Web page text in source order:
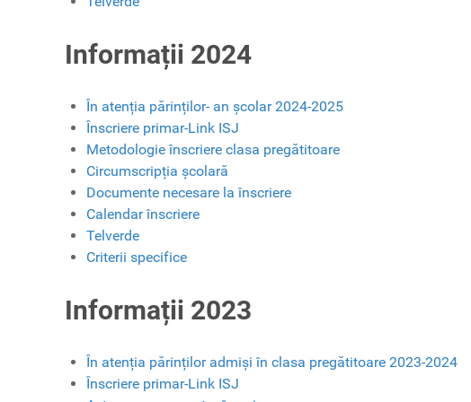
Informații 2024
În atenția părinților- an școlar 2024-2025
Înscriere primar-Link ISJ
Metodologie înscriere clasa pregătitoare
Circumscripția școlară
Documente necesare la înscriere
Calendar înscriere
Telverde
Criterii specifice
Informații 2023
În atenția părinților admiși în clasa pregătitoare 2023-2024
Înscriere primar-Link ISJ